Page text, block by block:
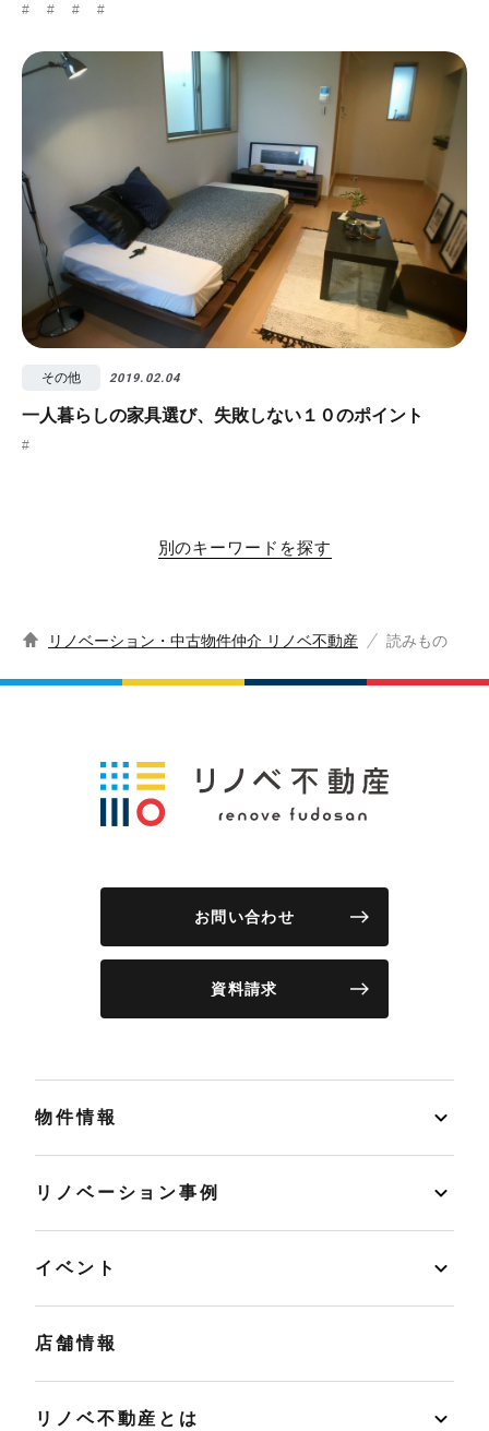
# # # #
その他 2019.02.04
一人暮らしの家具選び、失敗しない１０のポイント
#
別のキーワードを探す
リノベーション・中古物件仲介 リノベ不動産 読みもの
お問い合わせ
資料請求
物件情報
リノベーション事例
イベント
店舗情報
リノベ不動産とは